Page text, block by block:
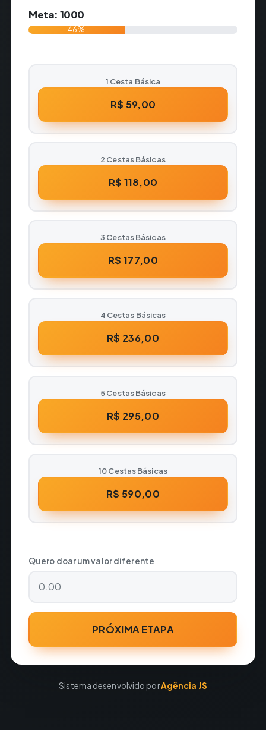
Meta: 1000
46%
1 Cesta Básica
R$ 59,00
2 Cestas Básicas
R$ 118,00
3 Cestas Básicas
R$ 177,00
4 Cestas Básicas
R$ 236,00
5 Cestas Básicas
R$ 295,00
10 Cestas Básicas
R$ 590,00
Quero doar um valor diferente
PRÓXIMA ETAPA
Sistema desenvolvido porAgência JS